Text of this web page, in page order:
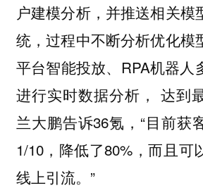
户建模分析，并推送相关模
统，过程中不断分析优化模
平台智能投放、RPA机器人
进行实时数据分析， 达到
兰大鹏告诉36氪，“目前获
1/10，降低了80%，而且可
线上引流。”